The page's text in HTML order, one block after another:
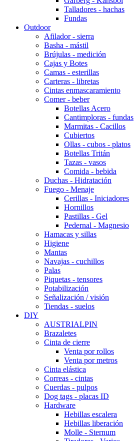
Talladores - hachas
Fundas
Outdoor
Afilador - sierra
Basha - mástil
Brújulas - medición
Cajas y Botes
Camas - esterillas
Carteras - libretas
Cintas enmascaramiento
Comer - beber
Botellas Acero
Cantimploras - fundas
Marmitas - Cacillos
Cubiertos
Ollas - cubos - platos
Botellas Tritán
Tazas - vasos
Comida - bebida
Duchas - Hidratación
Fuego - Menaje
Cerillas - Iniciadores
Hornillos
Pastillas - Gel
Pedernal - Magnesio
Hamacas y sillas
Higiene
Mantas
Navajas - cuchillos
Palas
Piquetas - tensores
Potabilización
Señalización / visión
Tiendas - suelos
DIY
AUSTRIALPIN
Brazaletes
Cinta de cierre
Venta por rollos
Venta por metros
Cinta elástica
Correas - cintas
Cuerdas - pulpos
Dog tags - placas ID
Hardware
Hebillas escalera
Hebillas liberación
Molle - Sternum